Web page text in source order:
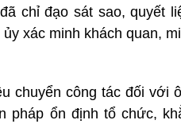
chỉ đạo sát sao, quyết
xác minh khách quan,
chuyển công tác đối với
pháp ổn định tổ chức,